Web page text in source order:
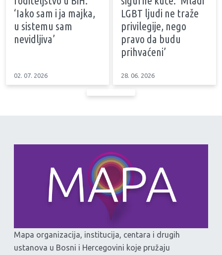
‘Iako sam i ja majka,
u sistemu sam
nevidljiva’
02. 07. 2026
LGBT ljudi ne traže
privilegije, nego
pravo da budu
prihvaćeni’
28. 06. 2026
Mapa organizacija, institucija, centara i drugih
ustanova u Bosni i Hercegovini koje pružaju